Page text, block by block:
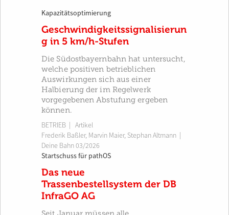
Kapazitätsoptimierung
Geschwindigkeitssignalisierun
g in 5 km/h-Stufen
Die Südostbayernbahn hat untersucht,
welche positiven betrieblichen
Auswirkungen sich aus einer
Halbierung der im Regelwerk
vorgegebenen Abstufung ergeben
können.
BETRIEB | Artikel
Frederik Baßler, Marvin Maier, Stephan Altmann
Deine Bahn 03/2026
Startschuss für pathOS
Das neue
Trassenbestellsystem der DB
InfraGO AG